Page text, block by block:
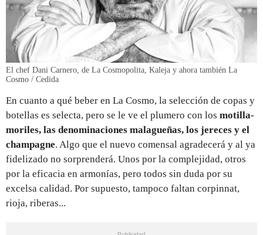
El chef Dani Carnero, de La Cosmopolita, Kaleja y ahora también La
Cosmo / Cedida
En cuanto a qué beber en La Cosmo, la selección de copas y
botellas es selecta, pero se le ve el plumero con los motilla-
moriles, las denominaciones malagueñas, los jereces y el
champagne. Algo que el nuevo comensal agradecerá y al ya
fidelizado no sorprenderá. Unos por la complejidad, otros
por la eficacia en armonías, pero todos sin duda por su
excelsa calidad. Por supuesto, tampoco faltan corpinnat,
rioja, riberas...